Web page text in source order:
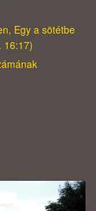
Egy a sötétbe
16:17)